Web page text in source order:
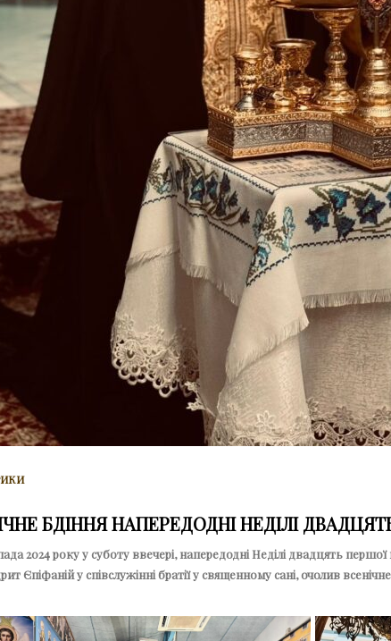
БДІННЯ НАПЕРЕДОДНІ НЕДІЛІ
2024 року у суботу ввечері, напередодні Неділі двадцять
Єпіфаній у співслужінні братії у священному сані, очолив